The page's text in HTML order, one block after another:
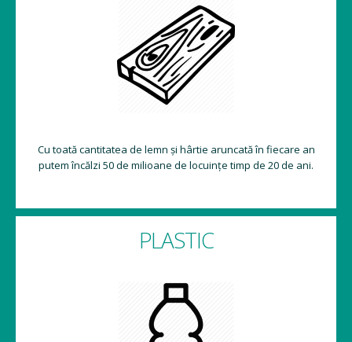
Cu toată cantitatea de lemn și hârtie aruncată în fiecare an
putem încălzi 50 de milioane de locuințe timp de 20 de ani.
PLASTIC